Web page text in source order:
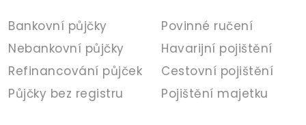
Bankovní půjčky
Nebankovní půjčky
Refinancování půjček
Půjčky bez registru
Povinné ručení
Havarijní pojištění
Cestovní pojištění
Pojištění majetku